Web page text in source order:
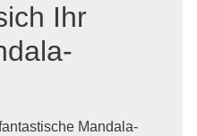
Ihr
Mandala-